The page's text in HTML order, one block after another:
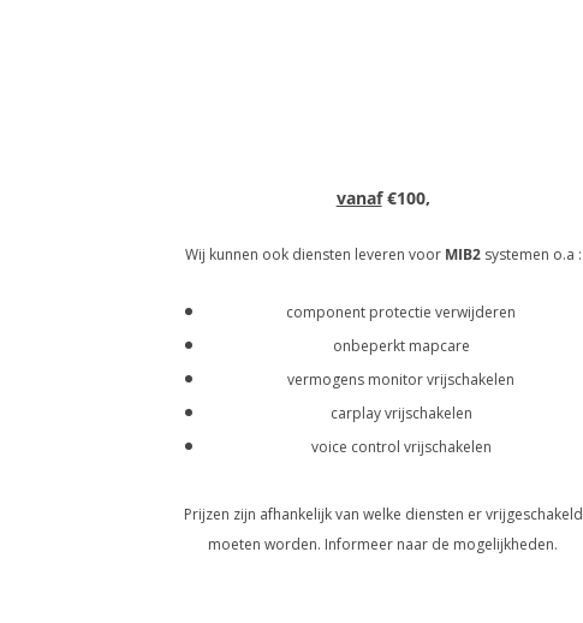
vanaf€100,
Wij kunnen ook diensten leveren voor MIB2systemen o.a :
component protectie verwijderen
onbeperkt mapcare
vermogens monitor vrijschakelen
carplay vrijschakelen
voice control vrijschakelen
Prijzen zijn afhankelijk van welke diensten er vrijgeschakeld
moeten worden. Informeer naar de mogelijkheden.